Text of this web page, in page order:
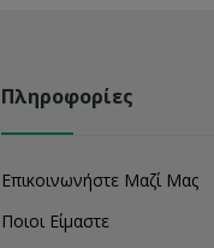
Πληροφορίες
Επικοινωνήστε Μαζί Μας
Ποιοι Είμαστε